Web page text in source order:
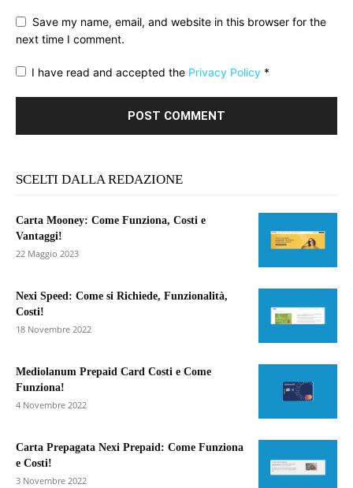
Save my name, email, and website in this browser for the
next time I comment.
I have read and accepted the Privacy Policy *
SCELTI DALLA REDAZIONE
Carta Mooney: Come Funziona, Costi e
Vantaggi!
22 Maggio 2023
Nexi Speed: Come si Richiede, Funzionalità,
Costi!
18 Novembre 2022
Mediolanum Prepaid Card Costi e Come
Funziona!
4 Novembre 2022
Carta Prepagata Nexi Prepaid: Come Funziona
e Costi!
3 Novembre 2022